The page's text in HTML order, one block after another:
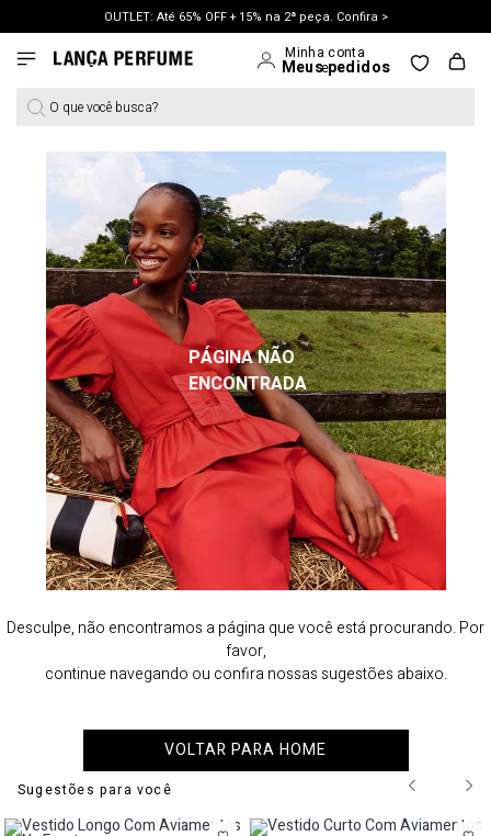
OUTLET: Até 65% OFF + 15% na 2ª peça. Confira >
LANÇAMENTO PRIMAVERA 27. Clique e aproveite.
O que você busca?
PÁGINA NÃO
ENCONTRADA
Desculpe, não encontramos a página que você está procurando. Por
favor,
continue navegando ou confira nossas sugestões abaixo.
VOLTAR PARA HOME
Sugestões para você